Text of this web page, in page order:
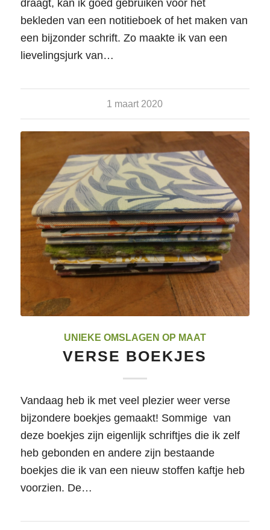
draagt, kan ik goed gebruiken voor het
bekleden van een notitieboek of het maken van
een bijzonder schrift. Zo maakte ik van een
lievelingsjurk van…
1 maart 2020
UNIEKE OMSLAGEN OP MAAT
VERSE BOEKJES
Vandaag heb ik met veel plezier weer verse
bijzondere boekjes gemaakt! Sommige van
deze boekjes zijn eigenlijk schriftjes die ik zelf
heb gebonden en andere zijn bestaande
boekjes die ik van een nieuw stoffen kaftje heb
voorzien. De…